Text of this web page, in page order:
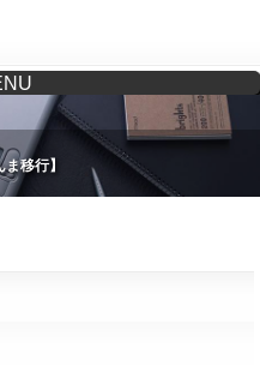
いか分からない方へ…まずはご相談く
移行】